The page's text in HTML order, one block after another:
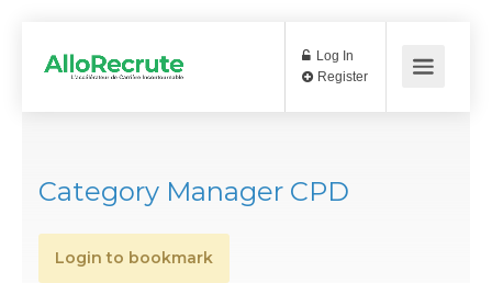
Log In
Category Manager CPD
Login to bookmark